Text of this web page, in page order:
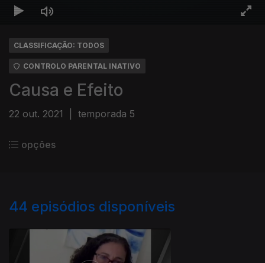
CLASSIFICAÇÃO: TODOS
CONTROLO PARENTAL INATIVO
Causa e Efeito
22 out. 2021 temporada 5
opções
44 episódios disponíveis